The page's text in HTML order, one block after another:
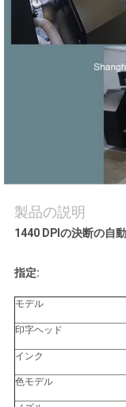
管
い
合
わ
せ
ニ
ュ
製品の説明
1440 DPIの決断の自
指定:
モデル
印字ヘッド
インク
色モデル